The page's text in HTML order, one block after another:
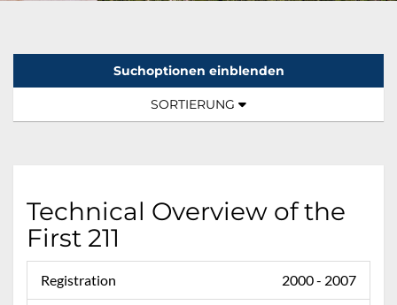
Suchoptionen einblenden
TOGGLE NAVIGATION
SORTIERUNG
Technical Overview of the
First 211
Registration 2000 - 2007